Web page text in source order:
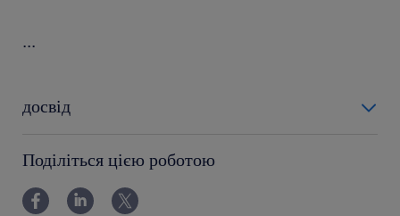
...
досвід
Поділіться цією роботою